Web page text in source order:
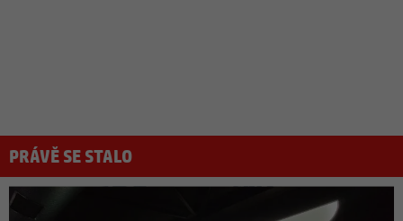
PRÁVĚ SE STALO